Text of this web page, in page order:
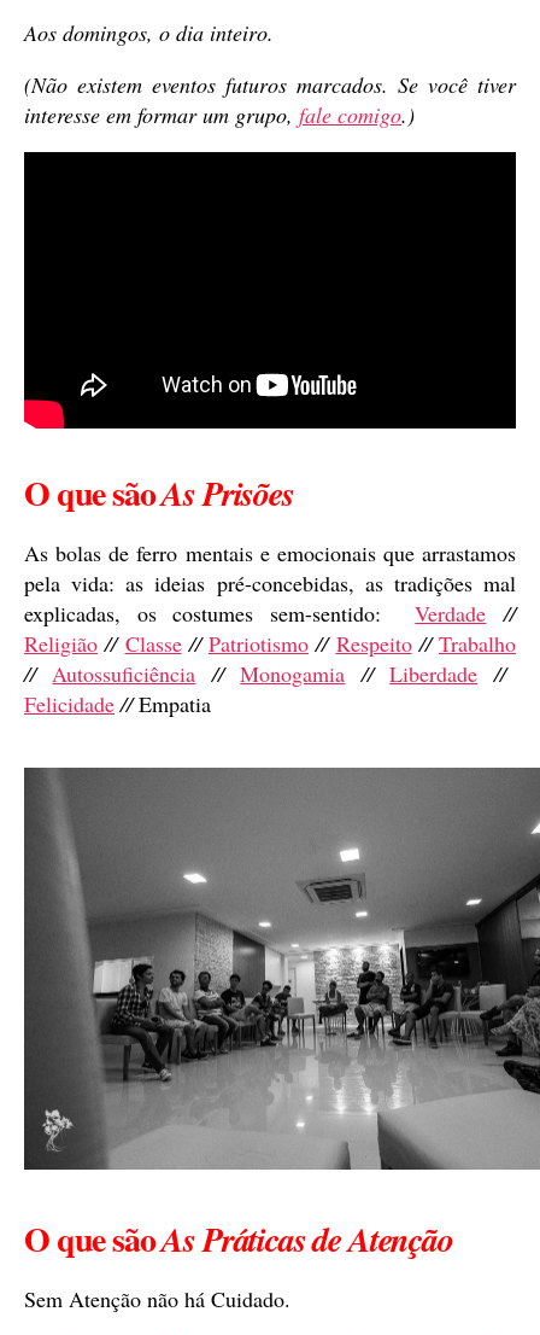
Aos domingos, o dia inteiro.
(Não existem eventos futuros marcados. Se você tiver
interesse em formar um grupo, fale comigo.)
O que sãoAs Prisões
As bolas de ferro mentais e emocionais que arrastamos
pela vida: as ideias pré-concebidas, as tradições mal
explicadas, os costumes sem-sentido:Verdade //
Religião // Classe //Patriotismo // Respeito //Trabalho
// Autossuficiência //Monogamia //Liberdade //
Felicidade//Empatia
O que sãoAs Práticas de Atenção
Sem Atenção não há Cuidado.